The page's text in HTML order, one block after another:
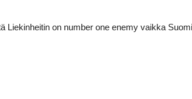
Liekinheitin on number one enemy vaikka